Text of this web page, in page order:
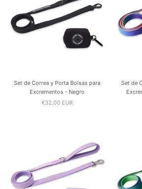
Set de Correa y Porta Bolsas para
Excrementos - Negro
€32,00 EUR
Set de